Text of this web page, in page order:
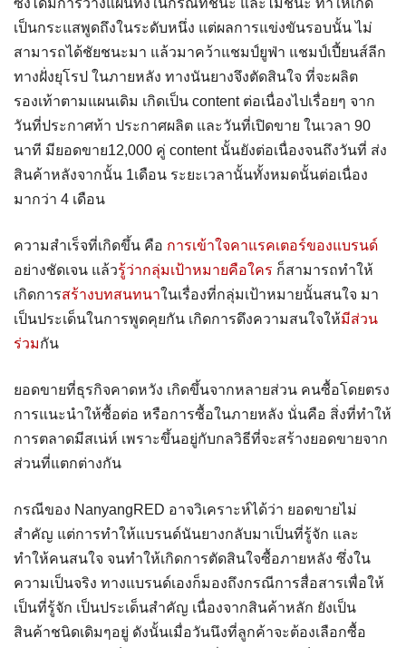
ซึ่งได้มีการวางแผนทั้งในกรณีที่ชนะ และไม่ชนะ ทำให้เกิด
เป็นกระแสพูดถึงในระดับหนึ่ง แต่ผลการแข่งขันรอบนั้น ไม่
สามารถได้ชัยชนะมา แล้วมาคว้าแชมป์ยูฟ่า แชมป์เปี้ยนส์ลีก
ทางฝั่งยุโรป ในภายหลัง ทางนันยางจึงตัดสินใจ ที่จะผลิต
รองเท้าตามแผนเดิม เกิดเป็น content ต่อเนื่องไปเรื่อยๆ จาก
วันที่ประกาศท้า ประกาศผลิต และวันที่เปิดขาย ในเวลา 90
นาที มียอดขาย12,000 คู่ content นั้นยังต่อเนื่องจนถึงวันที่ ส่ง
สินค้าหลังจากนั้น 1เดือน ระยะเวลานั้นทั้งหมดนั้นต่อเนื่อง
มากว่า 4 เดือน
ความสำเร็จที่เกิดขึ้น คือ การเข้าใจคาแรคเตอร์ของแบรนด์
อย่างชัดเจน แล้วรู้ว่ากลุ่มเป้าหมายคือใคร ก็สามารถทำให้
เกิดการสร้างบทสนทนาในเรื่องที่กลุ่มเป้าหมายนั้นสนใจ มา
เป็นประเด็นในการพูดคุยกัน เกิดการดึงความสนใจให้มีส่วน
ร่วมกัน
ยอดขายที่ธุรกิจคาดหวัง เกิดขึ้นจากหลายส่วน คนซื้อโดยตรง
การแนะนำให้ซื้อต่อ หรือการซื้อในภายหลัง นั่นคือ สิ่งที่ทำให้
การตลาดมีสเน่ห์ เพราะขึ้นอยู่กับกลวิธีที่จะสร้างยอดขายจาก
ส่วนที่แตกต่างกัน
กรณีของ NanyangRED อาจวิเคราะห์ได้ว่า ยอดขายไม่
สำคัญ แต่การทำให้แบรนด์นันยางกลับมาเป็นที่รู้จัก และ
ทำให้คนสนใจ จนทำให้เกิดการตัดสินใจซื้อภายหลัง ซึ่งใน
ความเป็นจริง ทางแบรนด์เองก็มองถึงกรณีการสื่อสารเพื่อให้
เป็นที่รู้จัก เป็นประเด็นสำคัญ เนื่องจากสินค้าหลัก ยังเป็น
สินค้าชนิดเดิมๆอยู่ ดังนั้นเมื่อวันนึงที่ลูกค้าจะต้องเลือกซื้อ